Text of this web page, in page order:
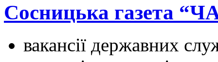
Сосницька газета
вакансії державних